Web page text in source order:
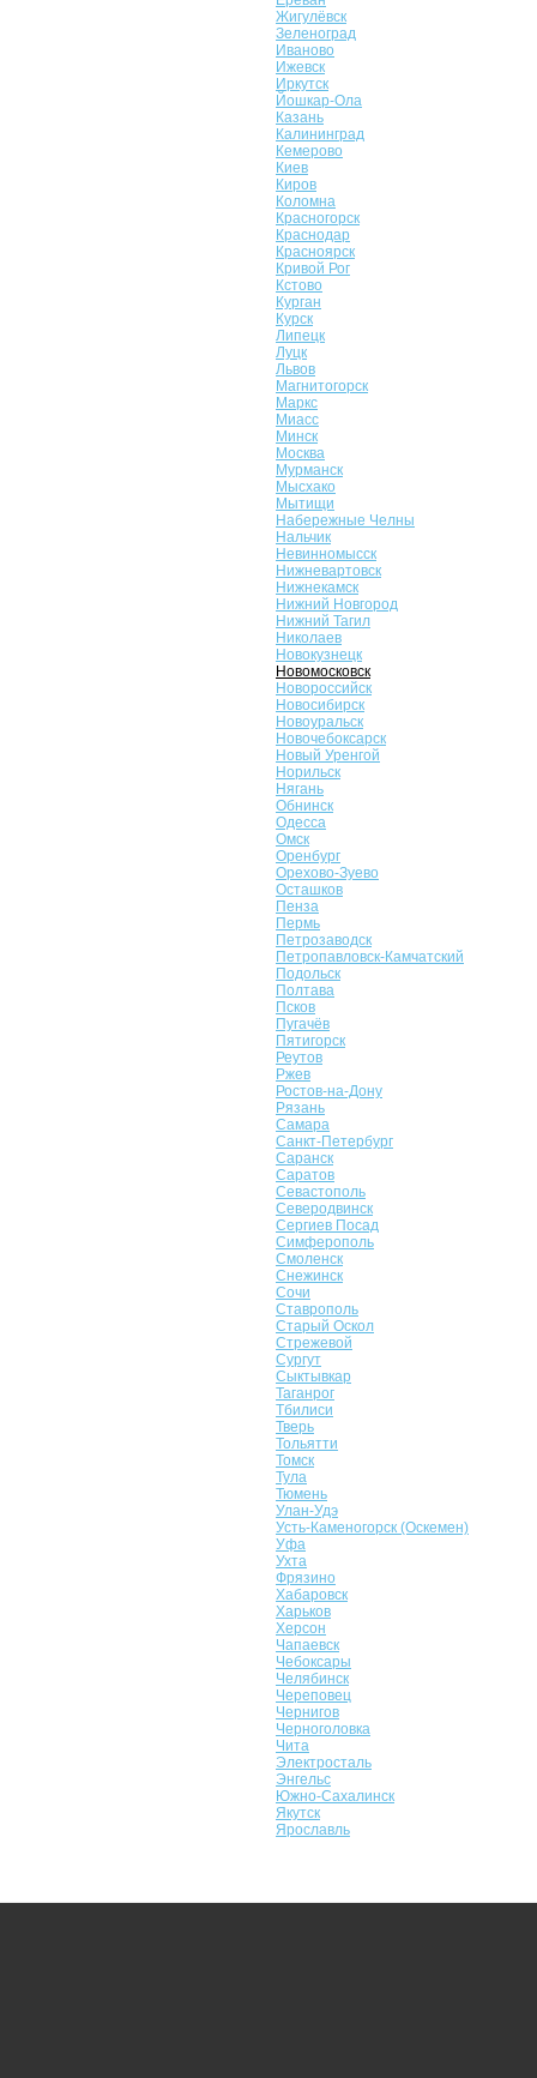
Жигулёвск
Зеленоград
Иваново
Ижевск
Иркутск
Йошкар-Ола
Казань
Калининград
Кемерово
Киев
Киров
Коломна
Красногорск
Краснодар
Красноярск
Кривой Рог
Кстово
Курган
Курск
Липецк
Луцк
Львов
Магнитогорск
Маркс
Миасс
Минск
Москва
Мурманск
Мысхако
Мытищи
Набережные Челны
Нальчик
Невинномысск
Нижневартовск
Нижнекамск
Нижний Новгород
Нижний Тагил
Николаев
Новокузнецк
Новомосковск
Новороссийск
Новосибирск
Новоуральск
Новочебоксарск
Новый Уренгой
Норильск
Нягань
Обнинск
Одесса
Омск
Оренбург
Орехово-Зуево
Осташков
Пенза
Пермь
Петрозаводск
Петропавловск-Камчатский
Подольск
Полтава
Псков
Пугачёв
Пятигорск
Реутов
Ржев
Ростов-на-Дону
Рязань
Самара
Санкт-Петербург
Саранск
Саратов
Севастополь
Северодвинск
Сергиев Посад
Симферополь
Смоленск
Снежинск
Сочи
Ставрополь
Старый Оскол
Стрежевой
Сургут
Сыктывкар
Таганрог
Тбилиси
Тверь
Тольятти
Томск
Тула
Тюмень
Улан-Удэ
Усть-Каменогорск (Оскемен)
Уфа
Ухта
Фрязино
Хабаровск
Харьков
Херсон
Чапаевск
Чебоксары
Челябинск
Череповец
Чернигов
Черноголовка
Чита
Электросталь
Энгельс
Южно-Сахалинск
Якутск
Ярославль